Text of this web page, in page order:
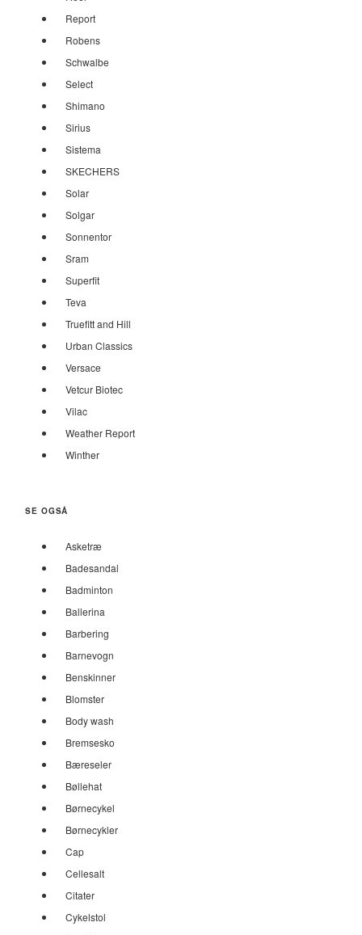
Report
Robens
Schwalbe
Select
Shimano
Sirius
Sistema
SKECHERS
Solar
Solgar
Sonnentor
Sram
Superfit
Teva
Truefitt and Hill
Urban Classics
Versace
Vetcur Biotec
Vilac
Weather Report
Winther
SE OGSÅ
Asketræ
Badesandal
Badminton
Ballerina
Barbering
Barnevogn
Benskinner
Blomster
Body wash
Bremsesko
Bæreseler
Bøllehat
Børnecykel
Børnecykler
Cap
Cellesalt
Citater
Cykelstol